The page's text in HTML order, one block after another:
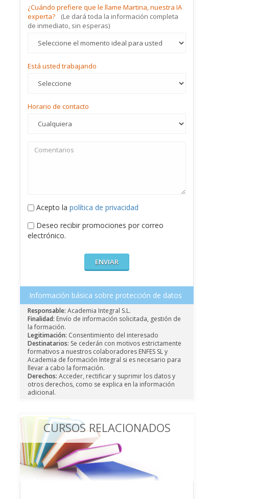
¿Cuándo prefiere que le llame Martina, nuestra IA
experta?
(Le dará toda la información completa
de inmediato, sin esperas)
Está usted trabajando
Horario de contacto
Acepto la política de privacidad
Deseo recibir promociones por correo
electrónico.
Información básica sobre protección de datos
Responsable: Academia Integral S.L.
Finalidad: Envío de información solicitada, gestión de
la formación.
Legitimación: Consentimiento del interesado
Destinatarios: Se cederán con motivos estrictamente
formativos a nuestros colaboradores ENFES SL y
Academia de formación Integral si es necesario para
llevar a cabo la formación.
Derechos: Acceder, rectificar y suprimir los datos y
otros derechos, como se explica en la información
adicional.
CURSOS RELACIONADOS